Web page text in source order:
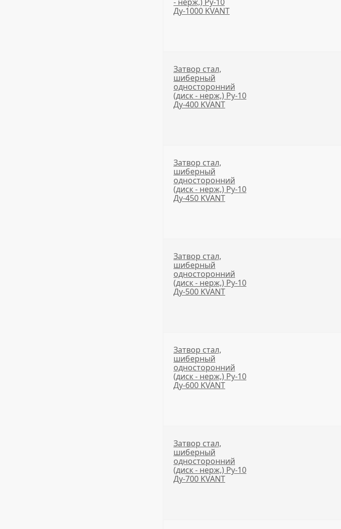
Ду-1000 KVANT
Затвор стал,
шиберный
односторонний
(диск - нерж,) Ру-10
Ду-400 KVANT
Затвор стал,
шиберный
односторонний
(диск - нерж,) Ру-10
Ду-450 KVANT
Затвор стал,
шиберный
односторонний
(диск - нерж,) Ру-10
Ду-500 KVANT
Затвор стал,
шиберный
односторонний
(диск - нерж,) Ру-10
Ду-600 KVANT
Затвор стал,
шиберный
односторонний
(диск - нерж,) Ру-10
Ду-700 KVANT